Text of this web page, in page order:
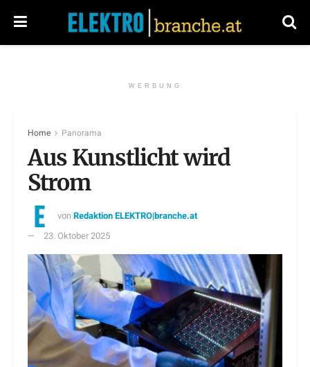
WERBUNG
Home Panorama
Aus Kunstlicht wird
Strom
vonRedaktion ELEKTRO|branche.at
23. Oktober 2025